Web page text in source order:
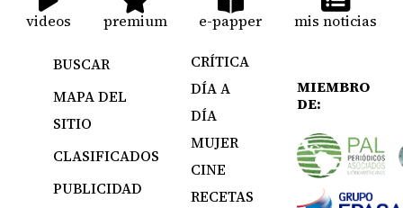
videos premium e-papper mis noticias
BUSCAR
MAPA DEL
SITIO
CLASIFICADOS
PUBLICIDAD
CRÍTICA
DÍA A
DÍA
MUJER
CINE
RECETAS
MIEMBRO
DE: